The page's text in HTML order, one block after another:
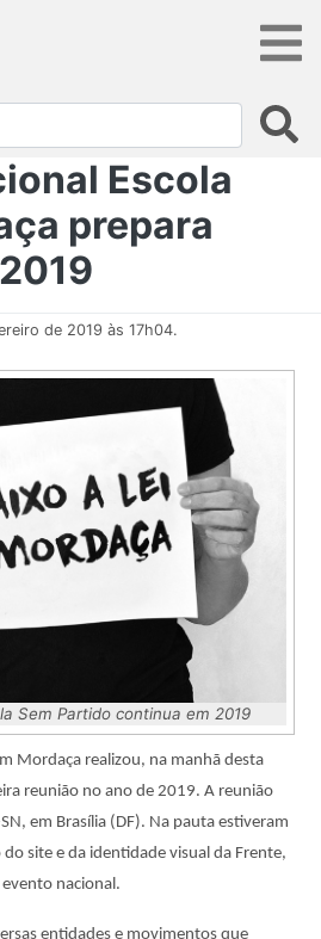
Escola
prepara
de 2019 às 17h04.
Sem Partido continua em 2019
Mordaça realizou, na manhã desta
reunião no ano de 2019. A reunião
em Brasília (DF). Na pauta estiveram
site e da identidade visual da Frente,
nacional.
entidades e movimentos que